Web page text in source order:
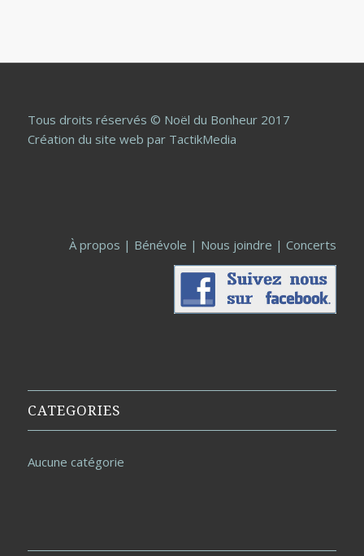
Tous droits réservés © Noël du Bonheur 2017
Création du site web par TactikMedia
À propos | Bénévole | Nous joindre |Concerts
CATEGORIES
Aucune catégorie